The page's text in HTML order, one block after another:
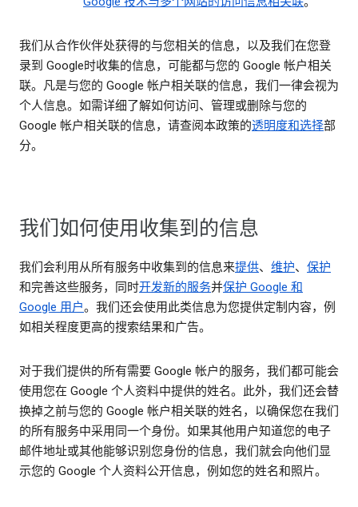
我们从合作伙伴处获得的与您相关的信息，以及我们在您登
录到 Google时收集的信息，可能都与您的 Google 帐户相关
联。凡是与您的 Google 帐户相关联的信息，我们一律会视为
个人信息。如需详细了解如何访问、管理或删除与您的
Google 帐户相关联的信息，请查阅本政策的透明度和选择部
分。
我们如何使用收集到的信息
我们会利用从所有服务中收集到的信息来提供、 维护、 保护
和完善这些服务，同时开发新的服务并保护 Google 和
Google 用户。我们还会使用此类信息为您提供定制内容，例
如相关程度更高的搜索结果和广告。
对于我们提供的所有需要 Google 帐户的服务，我们都可能会
使用您在 Google 个人资料中提供的姓名。此外，我们还会替
换掉之前与您的 Google 帐户相关联的姓名，以确保您在我们
的所有服务中采用同一个身份。如果其他用户知道您的电子
邮件地址或其他能够识别您身份的信息，我们就会向他们显
示您的 Google 个人资料公开信息，例如您的姓名和照片。